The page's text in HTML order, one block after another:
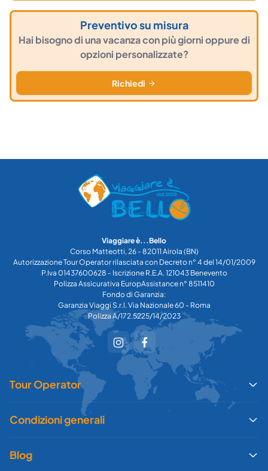
Preventivo su misura
Hai bisogno di una vacanza con più giorni oppure di
opzioni personalizzate?
Richiedi
Viaggiare è...Bello
Corso Matteotti, 26 - 82011 Airola (BN)
Autorizzazione Tour Operator rilasciata con Decreto n° 4 del 14/01/2009
P.Iva 01437600628 - Iscrizione R.E.A. 121043 Benevento
Polizza Assicurativa EuropAssistance n° 8511410
Fondo di Garanzia:
Garanzia Viaggi S.r.l. Via Nazionale 60 - Roma
Polizza A/172.5225/14/2023
Tour Operator
Condizioni generali
Blog